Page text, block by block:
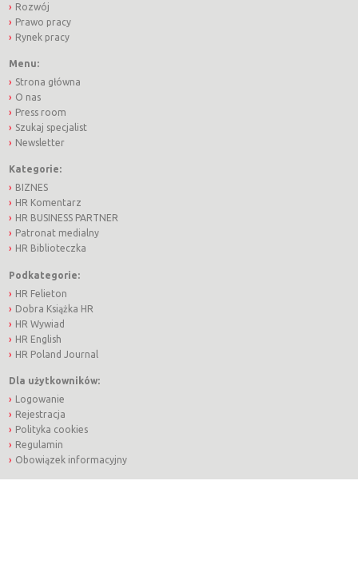
Rozwój
Prawo pracy
Rynek pracy
Menu:
Strona główna
O nas
Press room
Szukaj specjalist
Newsletter
Kategorie:
BIZNES
HR Komentarz
HR BUSINESS PARTNER
Patronat medialny
HR Biblioteczka
Podkategorie:
HR Felieton
Dobra Książka HR
HR Wywiad
HR English
HR Poland Journal
Dla użytkowników:
Logowanie
Rejestracja
Polityka cookies
Regulamin
Obowiązek informacyjny